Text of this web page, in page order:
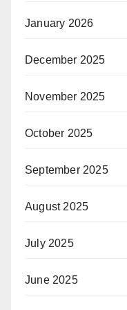
January 2026
December 2025
November 2025
October 2025
September 2025
August 2025
July 2025
June 2025